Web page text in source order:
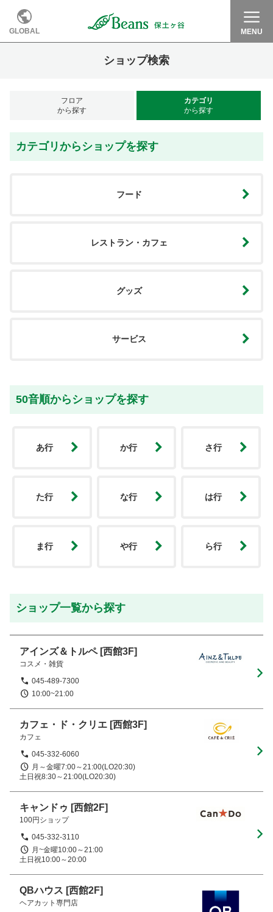
GLOBAL MENU
ショップ検索
フロア
から探す
カテゴリ
から探す
カテゴリからショップを探す
フード
レストラン・カフェ
グッズ
サービス
50音順からショップを探す
あ行 か行 さ行
た行 な行 は行
ま行 や行 ら行
ショップ一覧から探す
アインズ＆トルペ[西館3F]
コスメ・雑貨
045-489-7300
10:00~21:00
カフェ・ド・クリエ [西館3F]
カフェ
045-332-6060
月～金曜7:00～21:00(LO20:30)
土日祝8:30～21:00(LO20:30)
キャンドゥ [西館2F]
100円ショップ
045-332-3110
月~金曜10:00～21:00
土日祝10:00～20:00
QBハウス [西館2F]
ヘアカット専門店